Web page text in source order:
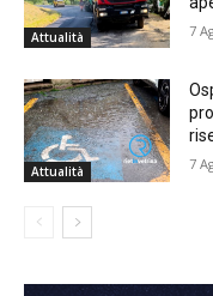
Attualità 7
Attualità 7